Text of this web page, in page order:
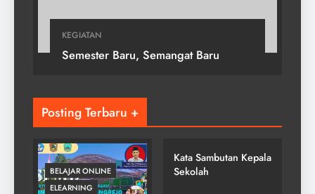
KEGIATAN
Semester Baru, Semangat Baru
Posting Terbaru +
BELAJAR ONLINE
ELEARNING
GONDANGREJO
Kata Sambutan Kepala
Sekolah